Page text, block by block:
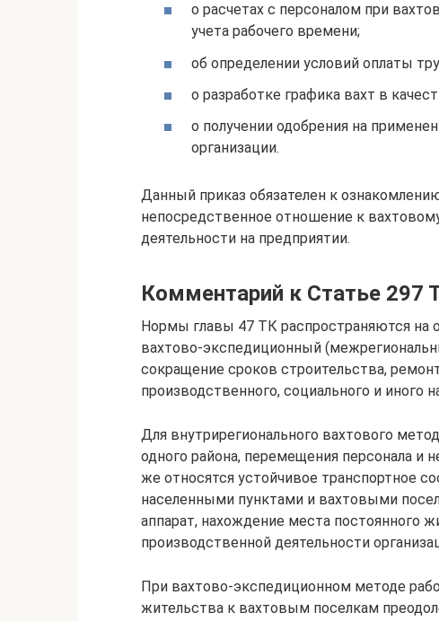
о расчетах с персоналом при
учета рабочего времени;
об определении условий оплаты
о разработке графика вахт в
о получении одобрения на
организации.
Данный приказ обязателен к
непосредственное отношение к
деятельности на предприятии.
Комментарий к Статье 297
Нормы главы 47 ТК распространяются на
вахтово-экспедиционный
сокращение сроков строительства,
производственного, социального и иного
Для внутрирегионального вахтового
одного района, перемещения персонала и
же относятся устойчивое транспортное
населенными пунктами и вахтовыми
аппарат, нахождение места постоянного
производственной деятельности
При вахтово-экспедиционном методе
жительства к вахтовым поселкам